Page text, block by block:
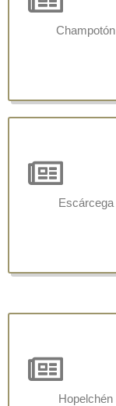
Champotón
Escárcega
Hopelchén